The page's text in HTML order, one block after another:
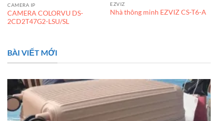
CAMERA IP
CAMERA COLORVU DS-
2CD2T47G2-LSU/SL
EZVIZ
Nhà thông minh EZVIZ CS-T6-A
BÀI VIẾT MỚI